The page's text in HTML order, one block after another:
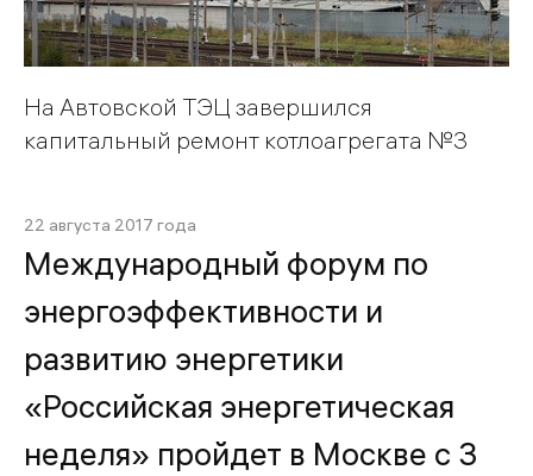
На Автовской ТЭЦ завершился
капитальный ремонт котлоагрегата №3
22 августа 2017 года
Международный форум по
энергоэффективности и
развитию энергетики
«Российская энергетическая
неделя» пройдет в Москве с 3